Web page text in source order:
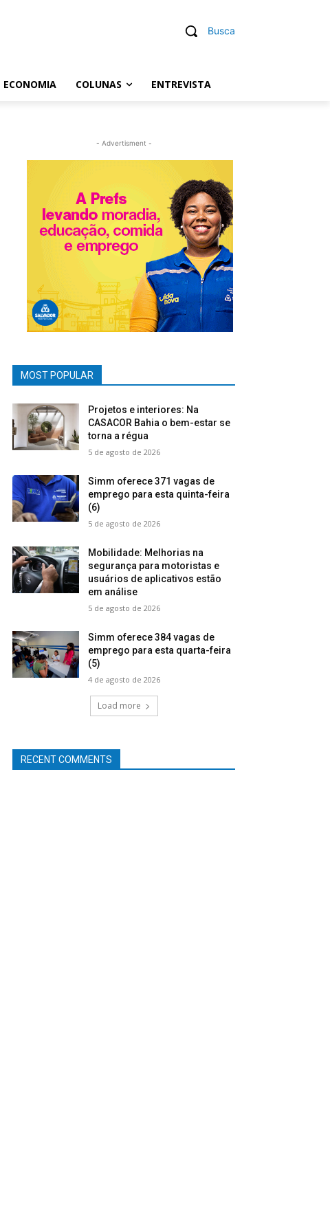
Busca
ECONOMIA COLUNAS ENTREVISTA
- Advertisment -
MOST POPULAR
Projetos e interiores: Na
CASACOR Bahia o bem-estar se
torna a régua
5 de agosto de 2026
Simm oferece 371 vagas de
emprego para esta quinta-feira
(6)
5 de agosto de 2026
Mobilidade: Melhorias na
segurança para motoristas e
usuários de aplicativos estão
em análise
5 de agosto de 2026
Simm oferece 384 vagas de
emprego para esta quarta-feira
(5)
4 de agosto de 2026
Load more
RECENT COMMENTS